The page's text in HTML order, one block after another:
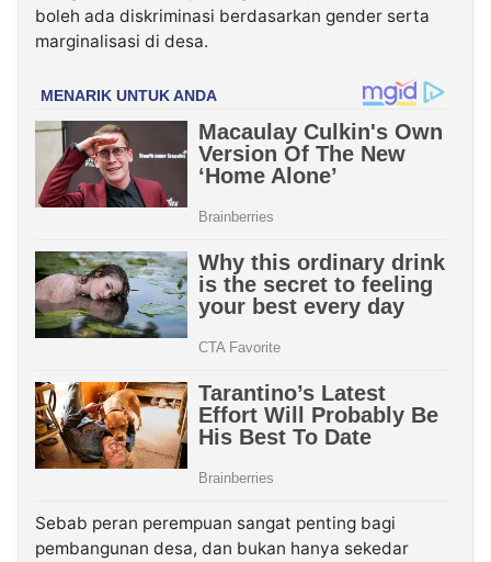
boleh ada diskriminasi berdasarkan gender serta
marginalisasi di desa.
Sebab peran perempuan sangat penting bagi
pembangunan desa, dan bukan hanya sekedar